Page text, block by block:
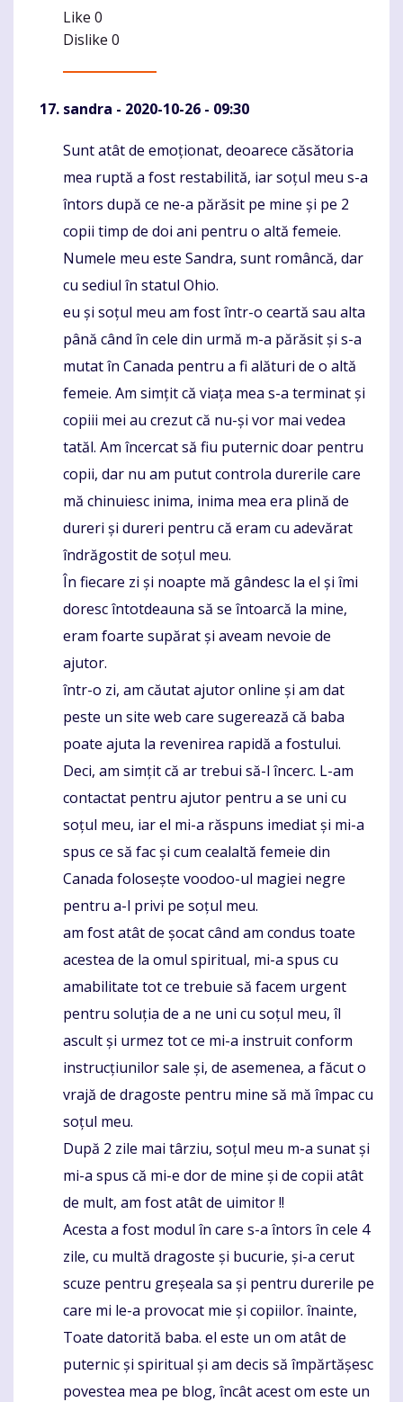
Like 0
Dislike 0
sandra - 2020-10-26 - 09:30
Komentaras
Sunt atât de emoționat, deoarece căsătoria
mea ruptă a fost restabilită, iar soțul meu s-a
întors după ce ne-a părăsit pe mine și pe 2
copii timp de doi ani pentru o altă femeie.
Numele meu este Sandra, sunt româncă, dar
cu sediul în statul Ohio.
eu și soțul meu am fost într-o ceartă sau alta
până când în cele din urmă m-a părăsit și s-a
mutat în Canada pentru a fi alături de o altă
femeie. Am simțit că viața mea s-a terminat și
copiii mei au crezut că nu-și vor mai vedea
tatăl. Am încercat să fiu puternic doar pentru
copii, dar nu am putut controla durerile care
mă chinuiesc inima, inima mea era plină de
dureri și dureri pentru că eram cu adevărat
îndrăgostit de soțul meu.
În fiecare zi și noapte mă gândesc la el și îmi
doresc întotdeauna să se întoarcă la mine,
eram foarte supărat și aveam nevoie de
ajutor.
într-o zi, am căutat ajutor online și am dat
peste un site web care sugerează că baba
poate ajuta la revenirea rapidă a fostului.
Deci, am simțit că ar trebui să-l încerc. L-am
contactat pentru ajutor pentru a se uni cu
soțul meu, iar el mi-a răspuns imediat și mi-a
spus ce să fac și cum cealaltă femeie din
Canada folosește voodoo-ul magiei negre
pentru a-l privi pe soțul meu.
am fost atât de șocat când am condus toate
acestea de la omul spiritual, mi-a spus cu
amabilitate tot ce trebuie să facem urgent
pentru soluția de a ne uni cu soțul meu, îl
ascult și urmez tot ce mi-a instruit conform
instrucțiunilor sale și, de asemenea, a făcut o
vrajă de dragoste pentru mine să mă împac cu
soțul meu.
După 2 zile mai târziu, soțul meu m-a sunat și
mi-a spus că mi-e dor de mine și de copii atât
de mult, am fost atât de uimitor !!
Acesta a fost modul în care s-a întors în cele 4
zile, cu multă dragoste și bucurie, și-a cerut
scuze pentru greșeala sa și pentru durerile pe
care mi le-a provocat mie și copiilor. înainte,
Toate datorită baba. el este un om atât de
puternic și spiritual și am decis să împărtășesc
povestea mea pe blog, încât acest om este un